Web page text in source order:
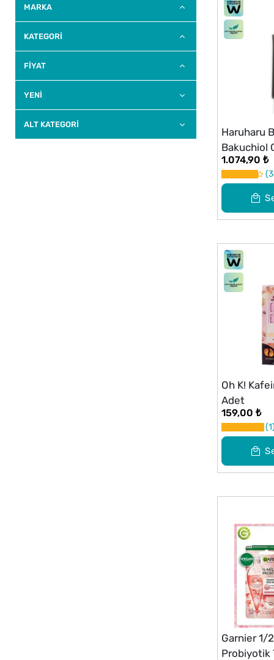
MARKA
KATEGORİ
FİYAT
YENI
ALT KATEGORI
Haruharu
Bakuchiol
1.074,90 ₺
Oh K!
Adet
159,00 ₺
1
Garnier 1/
Probiyotik